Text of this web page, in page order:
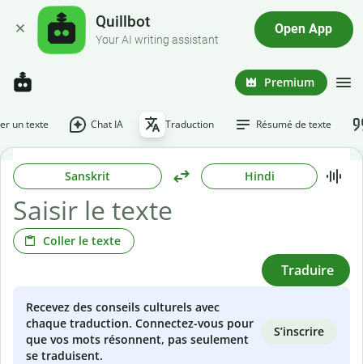
Quillbot
Your AI writing assistant
Open App
Premium
un texte Chat IA Traduction Résumé de texte
Sanskrit Hindi
Coller le texte
Traduire
Recevez des conseils culturels avec
chaque traduction. Connectez-vous pour
que vos mots résonnent, pas seulement
se traduisent.
S’inscrire